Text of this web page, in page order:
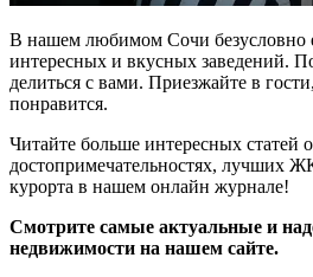
В нашем любимом Сочи безусловно
интересных и вкусных заведений.
делиться с вами. Приезжайте в
понравится.
Читайте больше интересных статей
достопримечательностях, лучших
курорта в нашем онлайн журнале!
Смотрите самые актуальные и
недвижимости на нашем сайте.